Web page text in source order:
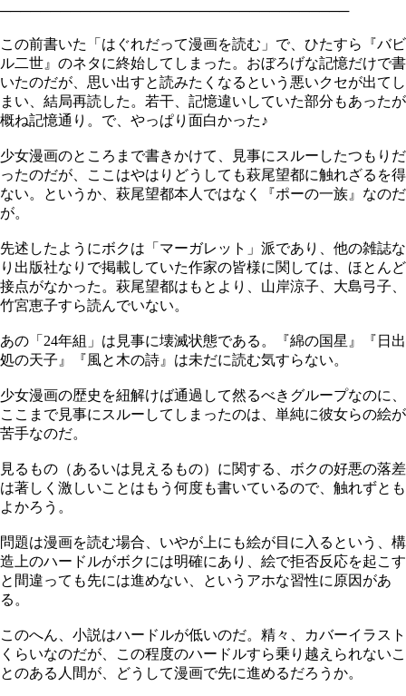
───────────────────────────────────
この前書いた「はぐれだって漫画を読む」で、ひたすら『バビ
ル二世』のネタに終始してしまった。おぼろげな記憶だけで書
いたのだが、思い出すと読みたくなるという悪いクセが出てし
まい、結局再読した。若干、記憶違いしていた部分もあったが
概ね記憶通り。で、やっぱり面白かった♪
少女漫画のところまで書きかけて、見事にスルーしたつもりだ
ったのだが、ここはやはりどうしても萩尾望都に触れざるを得
ない。というか、萩尾望都本人ではなく『ポーの一族』なのだ
が。
先述したようにボクは「マーガレット」派であり、他の雑誌な
り出版社なりで掲載していた作家の皆様に関しては、ほとんど
接点がなかった。萩尾望都はもとより、山岸涼子、大島弓子、
竹宮恵子すら読んでいない。
あの「24年組」は見事に壊滅状態である。『綿の国星』『日出
処の天子』『風と木の詩』は未だに読む気すらない。
少女漫画の歴史を紐解けば通過して然るべきグループなのに、
ここまで見事にスルーしてしまったのは、単純に彼女らの絵が
苦手なのだ。
見るもの（あるいは見えるもの）に関する、ボクの好悪の落差
は著しく激しいことはもう何度も書いているので、触れずとも
よかろう。
問題は漫画を読む場合、いやが上にも絵が目に入るという、構
造上のハードルがボクには明確にあり、絵で拒否反応を起こす
と間違っても先には進めない、というアホな習性に原因があ
る。
このへん、小説はハードルが低いのだ。精々、カバーイラスト
くらいなのだが、この程度のハードルすら乗り越えられないこ
とのある人間が、どうして漫画で先に進めるだろうか。